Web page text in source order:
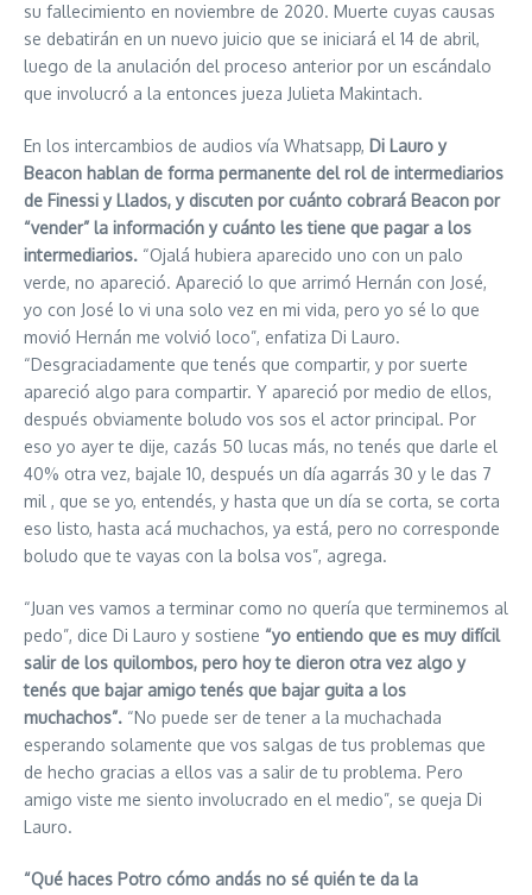
su fallecimiento en noviembre de 2020. Muerte cuyas causas
se debatirán en un nuevo juicio que se iniciará el 14 de abril,
luego de la anulación del proceso anterior por un escándalo
que involucró a la entonces jueza Julieta Makintach.
En los intercambios de audios vía Whatsapp, Di Lauro y
Beacon hablan de forma permanente del rol de intermediarios
de Finessi y Llados, y discuten por cuánto cobrará Beacon por
“vender” la información y cuánto les tiene que pagar a los
intermediarios. “Ojalá hubiera aparecido uno con un palo
verde, no apareció. Apareció lo que arrimó Hernán con José,
yo con José lo vi una solo vez en mi vida, pero yo sé lo que
movió Hernán me volvió loco”, enfatiza Di Lauro.
“Desgraciadamente que tenés que compartir, y por suerte
apareció algo para compartir. Y apareció por medio de ellos,
después obviamente boludo vos sos el actor principal. Por
eso yo ayer te dije, cazás 50 lucas más, no tenés que darle el
40% otra vez, bajale 10, después un día agarrás 30 y le das 7
mil , que se yo, entendés, y hasta que un día se corta, se corta
eso listo, hasta acá muchachos, ya está, pero no corresponde
boludo que te vayas con la bolsa vos”, agrega.
“Juan ves vamos a terminar como no quería que terminemos al
pedo”, dice Di Lauro y sostiene “yo entiendo que es muy difícil
salir de los quilombos, pero hoy te dieron otra vez algo y
tenés que bajar amigo tenés que bajar guita a los
muchachos”. “No puede ser de tener a la muchachada
esperando solamente que vos salgas de tus problemas que
de hecho gracias a ellos vas a salir de tu problema. Pero
amigo viste me siento involucrado en el medio”, se queja Di
Lauro.
“Qué haces Potro cómo andás no sé quién te da la